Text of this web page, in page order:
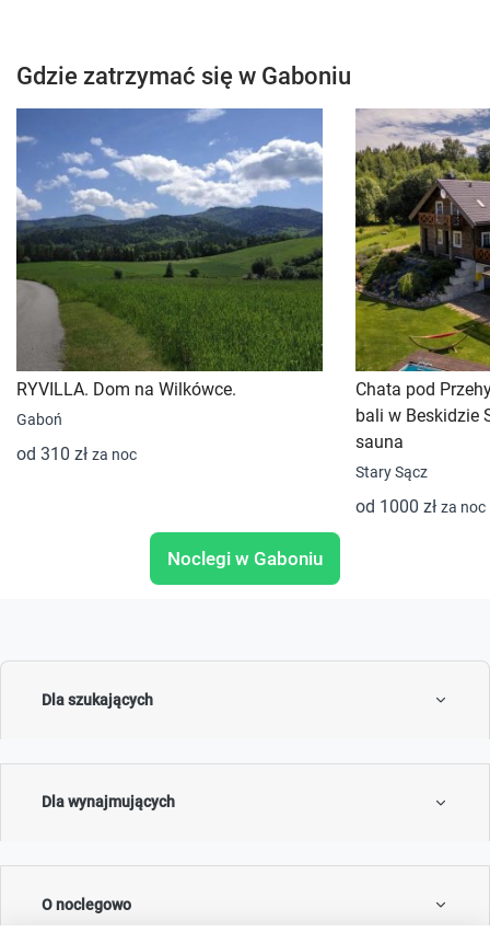
Gdzie zatrzymać się w Gaboniu
RYVILLA. Dom na Wilkówce.
Gaboń
od 310 zł za noc
Chata pod
bali w Beskidzie
sauna
Stary Sącz
od 1000 zł za noc
Noclegi w Gaboniu
Dla szukających
Dla wynajmujących
O noclegowo